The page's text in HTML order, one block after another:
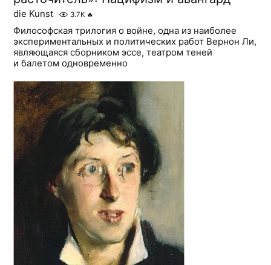
die Kunst 3.7K 🔥
Философская трилогия о войне, одна из наиболее
экспериментальных и политических работ Вернон Ли,
являющаяся сборником эссе, театром теней
и балетом одновременно